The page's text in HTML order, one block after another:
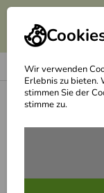
Wir verwenden
Erlebnis zu bieten.
stimmen Sie der
stimme zu.
Zassenhaus
Salzmühle
gebeizt